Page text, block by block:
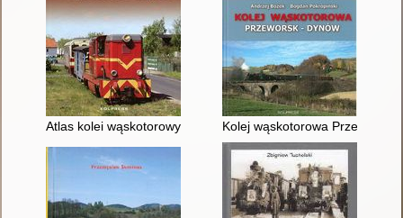
Atlas kolei wąskotorowych Kolej wąskotorowa Przeworsk-